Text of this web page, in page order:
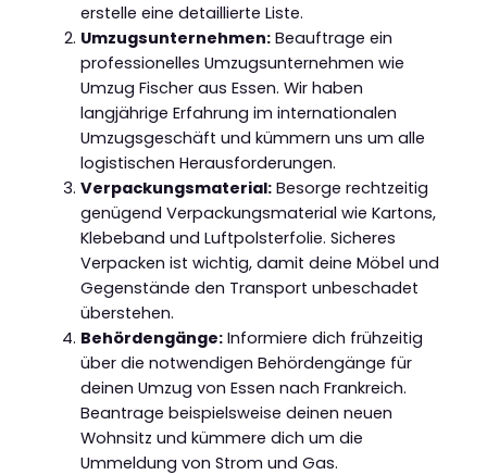
erstelle eine detaillierte Liste.
Umzugsunternehmen:Beauftrage ein
professionelles Umzugsunternehmen wie
Umzug Fischer aus Essen. Wir haben
langjährige Erfahrung im internationalen
Umzugsgeschäft und kümmern uns um alle
logistischen Herausforderungen.
Verpackungsmaterial:Besorge rechtzeitig
genügend Verpackungsmaterial wie Kartons,
Klebeband und Luftpolsterfolie. Sicheres
Verpacken ist wichtig, damit deine Möbel und
Gegenstände den Transport unbeschadet
überstehen.
Behördengänge:Informiere dich frühzeitig
über die notwendigen Behördengänge für
deinen Umzug von Essen nach Frankreich.
Beantrage beispielsweise deinen neuen
Wohnsitz und kümmere dich um die
Ummeldung von Strom und Gas.